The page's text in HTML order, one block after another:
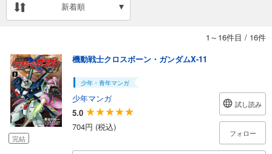
新着順
1～16件目 / 16件
完結
機動戦士クロスボーン・ガンダムX-11
少年・青年マンガ
少年マンガ
5.0
704円 (税込)
試し読み
フォロー